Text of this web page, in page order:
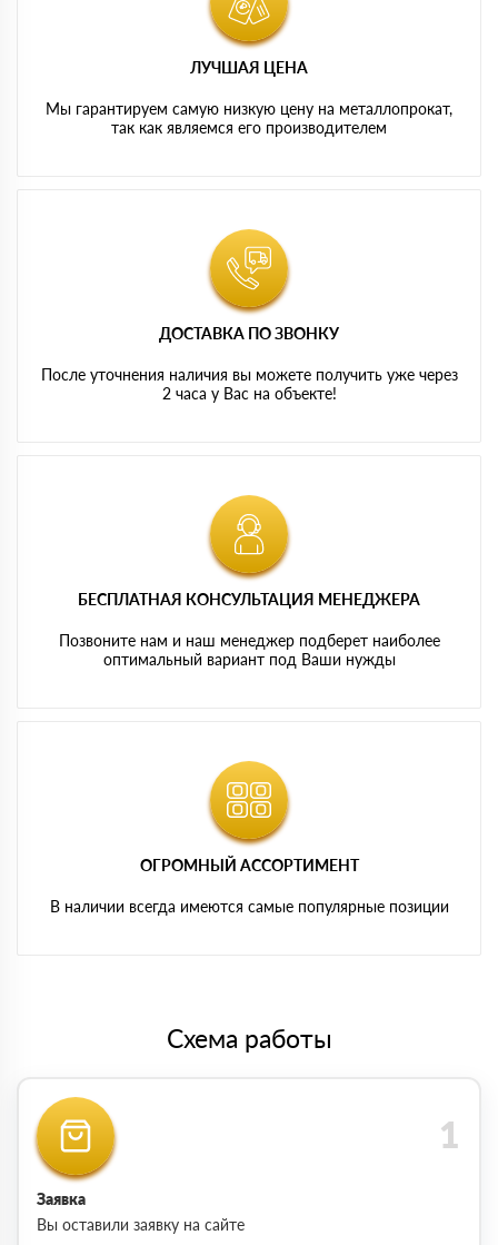
ЛУЧШАЯ ЦЕНА
Мы гарантируем самую низкую цену на металлопрокат,
так как являемся его производителем
ДОСТАВКА ПО ЗВОНКУ
После уточнения наличия вы можете получить уже через
2 часа у Вас на объекте!
БЕСПЛАТНАЯ КОНСУЛЬТАЦИЯ МЕНЕДЖЕРА
Позвоните нам и наш менеджер подберет наиболее
оптимальный вариант под Ваши нужды
ОГРОМНЫЙ АССОРТИМЕНТ
В наличии всегда имеются самые популярные позиции
Схема работы
Заявка
Вы оставили заявку на сайте